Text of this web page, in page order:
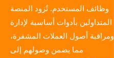
وظائف المستخدم. تُزود المنصة
المتداولين بأدوات أساسية لإدارة
ومراقبة أصول العملات المشفرة،
مما يضمن وصولهم إلى